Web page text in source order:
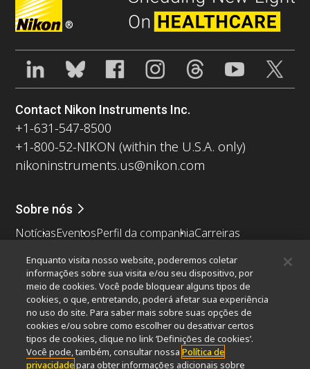
®
Contact Nikon Instruments Inc.
+1-631-547-8500
+1-800-52-NIKON (within the U.S.A. only)
nikoninstruments.us@nikon.com
Sobre nós
NotíciasEventosPerfil da companhiaCarreiras
Nikon Microscopes 100th Anniversary
Popular Links
Últimas notícias e novidadesSeletor de Objetivas
Resolution CalculatorPubScopeOEM
Nikon Small World
MicroscopyU
Enquanto visita nosso website, poderemos coletar
informações sobre sua visita e/ou seu dispositivo, por
meio de cookies. Você pode bloquear alguns tipos de
cookies, o que, entretando, poderá afetar sua experiência
no uso do site. Para saber mais sobre suas opções de
cookies e/ou sobre como escolher ou desativar certos
tipos de cookies, clique no link ‘Definições de cookies’.
Você pode, também, consultar nossaPolítica de
privacidadepara obter informações adicionais sobre